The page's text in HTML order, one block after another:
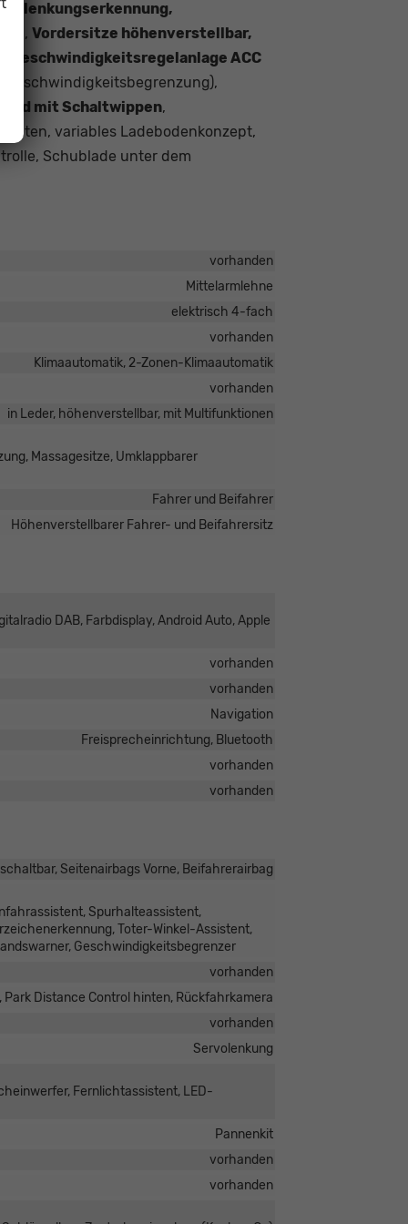
Vordersitze höhenverstellbar,
ACC
mit Schaltwippen,
variables Ladebodenkonzept,
Schublade unter dem
vorhanden
Mittelarmlehne
elektrisch 4-fach
vorhanden
Klimaautomatik, 2-Zonen-Klimaautomatik
vorhanden
in Leder, höhenverstellbar, mit Multifunktionen
Massagesitze, Umklappbarer
Fahrer und Beifahrer
Höhenverstellbarer Fahrer- und Beifahrersitz
DAB, Farbdisplay, Android Auto, Apple
vorhanden
vorhanden
Navigation
Freisprecheinrichtung, Bluetooth
vorhanden
vorhanden
Seitenairbags Vorne, Beifahrerairbag
Spurhalteassistent,
Toter-Winkel-Assistent,
Geschwindigkeitsbegrenzer
vorhanden
Distance Control hinten, Rückfahrkamera
vorhanden
Servolenkung
Fernlichtassistent, LED-
Pannenkit
vorhanden
vorhanden